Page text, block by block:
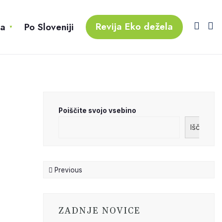
Po Sloveniji Revija Eko dežela
Poiščite svojo vsebino
Išči
Previous
ZADNJE NOVICE